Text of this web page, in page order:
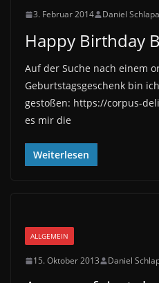
3. Februar 2014 Daniel Schlapa
Happy Birthday
Auf der Suche nach einem
Geburtstagsgeschenk bin
gestoßen: https://corpus-
es mir die
Weiterlesen
ALLGEMEIN
15. Oktober 2013 Daniel